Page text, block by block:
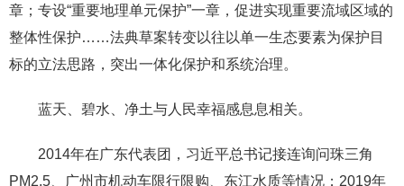
章；专设“重要地理单元保护”一章，促进实现重要流域区域的
整体性保护……法典草案转变以往以单一生态要素为保护目
标的立法思路，突出一体化保护和系统治理。
蓝天、碧水、净土与人民幸福感息息相关。
2014年在广东代表团，习近平总书记接连询问珠三角
PM2.5、广州市机动车限行限购、东江水质等情况；2019年